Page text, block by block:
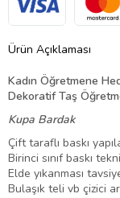
Ürün Açıklaması
Kadın Öğretmene
Dekoratif Taş
Kupa Bardak
Çift taraflı baskı
Birinci sınıf baskı
Elde yıkanması
Bulaşık teli vb çizici